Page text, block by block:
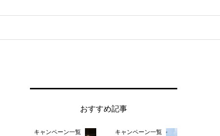
おすすめ記事
キャンペーン一覧 キャンペーン一覧